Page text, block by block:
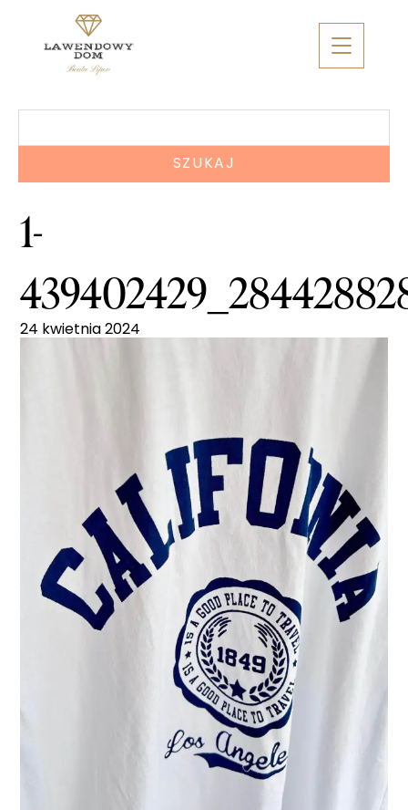
1-
24 kwietnia 2024